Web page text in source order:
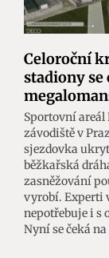
Celoroční
stadiony se
Sportovní areál
závodiště v
sjezdovka
běžkařská
zasněžování
vyrobí. Experti
nepotřebuje i s
Nyní se čeká